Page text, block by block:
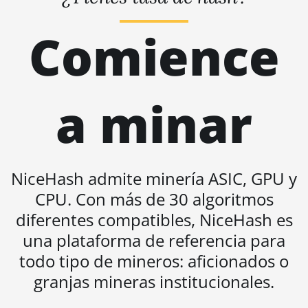
Hyd (279Th)
(100Th)
BITMAIN AntMiner S19j Pro
BITMAIN AntMiner S19j Pro+
(120Th)
BITMAIN AntMiner S21
(200Th)
BITMAIN AntMiner S21 Hyd.
(335Th)
BITMAIN AntMiner S21
Immersion (301Th)
Comience
a minar
NiceHash admite minería ASIC, GPU y
CPU. Con más de 30 algoritmos
diferentes compatibles, NiceHash es
una plataforma de referencia para
todo tipo de mineros: aficionados o
granjas mineras institucionales.